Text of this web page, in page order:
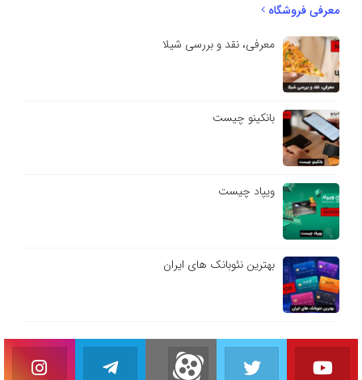
معرفی فروشگاه
معرفی، نقد و بررسی شیلا
بانکینو چیست
ویپاد چیست
بهترین نئوبانک های ایران